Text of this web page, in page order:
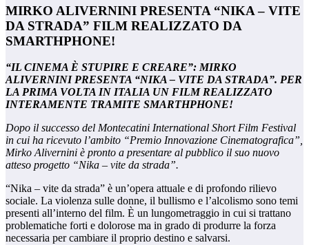
MIRKO ALIVERNINI PRESENTA “NIKA – VITE
DA STRADA” FILM REALIZZATO DA
SMARTHPHONE!
“IL CINEMA È STUPIRE E CREARE”: MIRKO
ALIVERNINI PRESENTA “NIKA – VITE DA STRADA”. PER
LA PRIMA VOLTA IN ITALIA UN FILM REALIZZATO
INTERAMENTE TRAMITE SMARTHPHONE!
Dopo il successo del Montecatini International Short Film Festival
in cui ha ricevuto l’ambito “Premio Innovazione Cinematografica”,
Mirko Alivernini è pronto a presentare al pubblico il suo nuovo
atteso progetto “Nika – vite da strada”.
“Nika – vite da strada” è un’opera attuale e di profondo rilievo
sociale. La violenza sulle donne, il bullismo e l’alcolismo sono temi
presenti all’interno del film. È un lungometraggio in cui si trattano
problematiche forti e dolorose ma in grado di produrre la forza
necessaria per cambiare il proprio destino e salvarsi.